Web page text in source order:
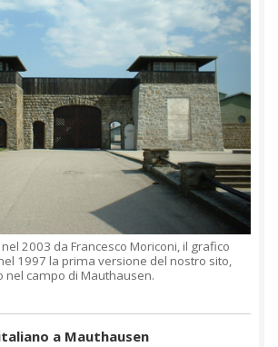
2003 da Francesco Moriconi, il grafico
1997 la prima versione del nostro sito,
nel campo di Mauthausen.
a Mauthausen